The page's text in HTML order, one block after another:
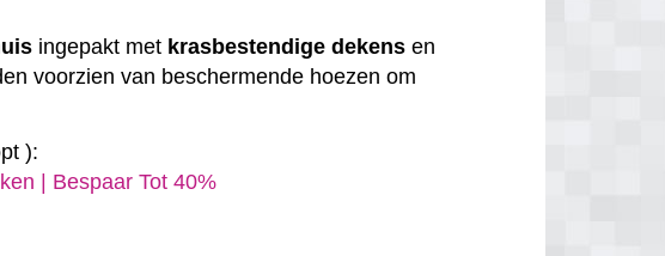
ingepakt met krasbestendige dekens en
voorzien van beschermende hoezen om
):
| Bespaar Tot 40%